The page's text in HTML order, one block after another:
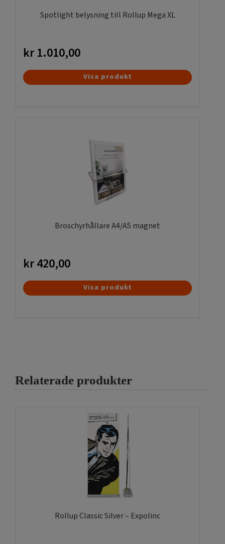
Spotlight belysning till Rollup Mega XL
kr1.010,00
Visa produkt
Broschyrhållare A4/A5 magnet
kr420,00
Visa produkt
Relaterade produkter
Rollup Classic Silver – Expolinc